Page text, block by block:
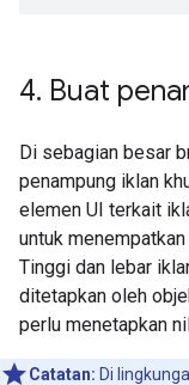
4. Buat
Di sebagian besar
penampung iklan
elemen UI terkait
untuk
Tinggi dan lebar
ditetapkan oleh
perlu menetapkan
Catatan: Di